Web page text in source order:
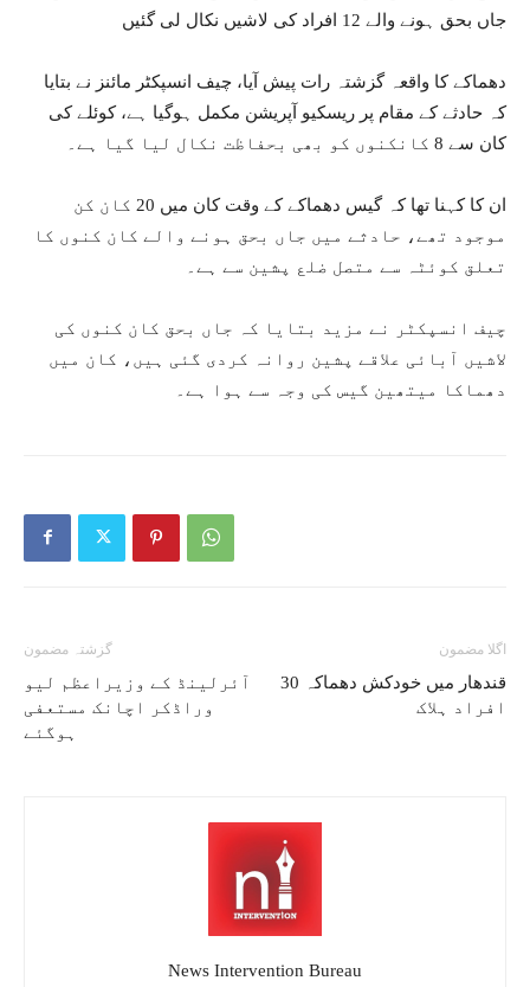
جاں بحق ہونے والے 12 افراد کی لاشیں نکال لی گئیں
دھماکے کا واقعہ گزشتہ رات پیش آیا، چیف انسپکٹر مائنز نے بتایا
کہ حادثے کے مقام پر ریسکیو آپریشن مکمل ہوگیا ہے، کوئلے کی
کان سے 8 کانکنوں کو بھی بحفاظت نکال لیا گیا ہے۔
ان کا کہنا تھا کہ گیس دھماکے کے وقت کان میں 20 کان کن
موجود تھے، حادثے میں جاں بحق ہونے والے کان کنوں کا
تعلق کوئٹہ سے متصل ضلع پشین سے ہے۔
چیف انسپکٹر نے مزید بتایا کہ جاں بحق کان کنوں کی
لاشیں آبائی علاقے پشین روانہ کردی گئی ہیں، کان میں
دھماکا میتھین گیس کی وجہ سے ہوا ہے۔
گزشتہ مضمون
آئرلینڈ کے وزیراعظم لیو
وراڈکر اچانک مستعفی
ہوگئے
اگلا مضمون
قندھار میں خودکش دھماکہ 30
افراد ہلاک
News Intervention Bureau